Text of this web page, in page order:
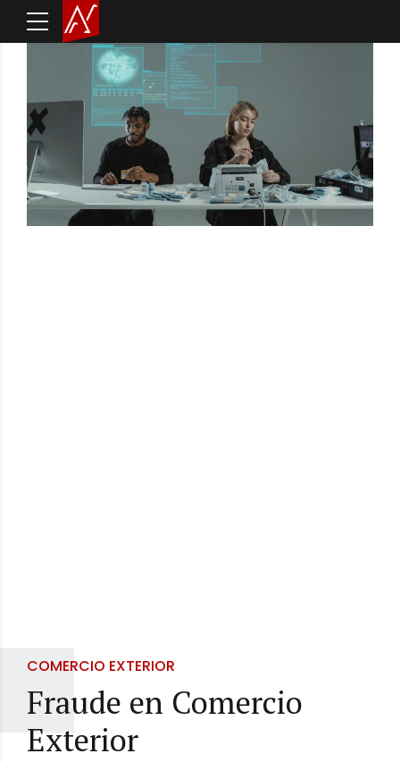
COMERCIO EXTERIOR
Fraude en Comercio
Exterior